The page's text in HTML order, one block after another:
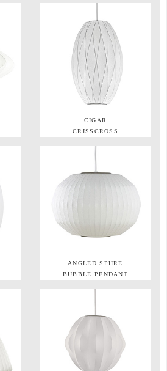
CIGAR
CRISSCROSS
ANGLED SPHRE
BUBBLE PENDANT